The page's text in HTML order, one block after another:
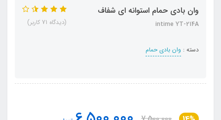
وان بادی حمام استوانه ای شفاف
intime YT-214A
دسته : وان بادی حمام
(دیدگاه 71 کاربر)